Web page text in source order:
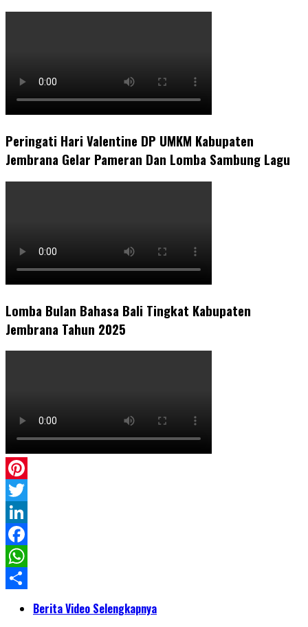
Peringati Hari Valentine DP UMKM Kabupaten
Jembrana Gelar Pameran Dan Lomba Sambung Lagu
Lomba Bulan Bahasa Bali Tingkat Kabupaten
Jembrana Tahun 2025
Pinterest
Twitter
LinkedIn
Facebook
WhatsApp
ShareBerita Video Selengkapnya